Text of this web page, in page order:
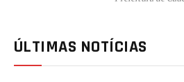
ÚLTIMAS NOTÍCIAS